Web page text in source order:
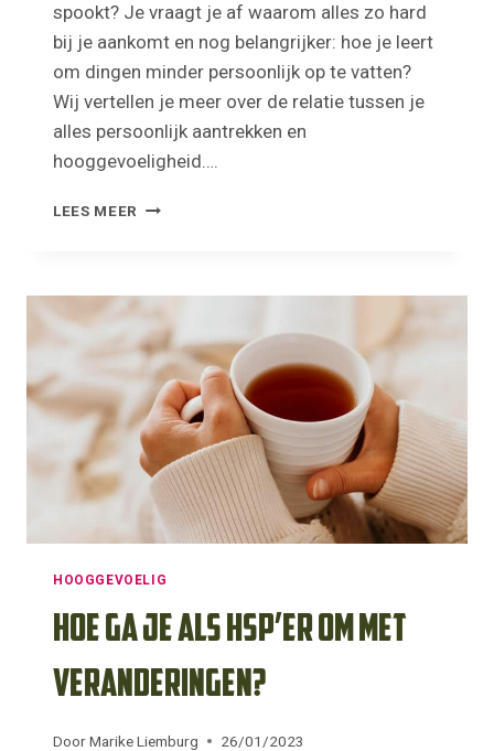
spookt? Je vraagt je af waarom alles zo hard
bij je aankomt en nog belangrijker: hoe je leert
om dingen minder persoonlijk op te vatten?
Wij vertellen je meer over de relatie tussen je
alles persoonlijk aantrekken en
hooggevoeligheid….
LEES MEER WAAROM
ALLES
ZO
PERSOONLIJK
AAN
ALS
HSP’ER?
HOOGGEVOELIG
Hoe ga je als HSP’er om met
veranderingen?
DoorMarike Liemburg 26/01/2023